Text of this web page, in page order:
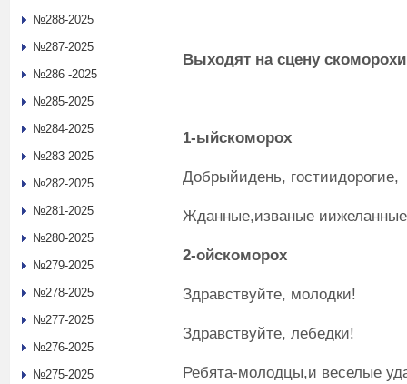
Выходят на сцену
1-ыйскоморох
Добрыйидень, гостиидорогие,
Жданные,изваные
2-ойскоморох
Здравствуйте, молодки!
Здравствуйте, лебедки!
Ребята-молодцы,и веселые
№288-2025
№287-2025
№286 -2025
№285-2025
№284-2025
№283-2025
№282-2025
№281-2025
№280-2025
№279-2025
№278-2025
№277-2025
№276-2025
№275-2025